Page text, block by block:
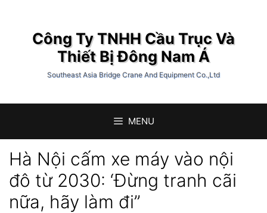
Công Ty TNHH Cầu Trục Và
Thiết Bị Đông Nam Á
Southeast Asia Bridge Crane And Equipment Co.,Ltd
MENU
Hà Nội cấm xe máy vào nội
đô từ 2030: ‘Đừng tranh cãi
nữa, hãy làm đi”